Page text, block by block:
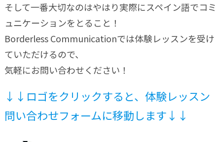
そして一番大切なのはやはり実際にスペイン語でコミ
ュニケーションをとること！
Borderless Communicationでは体験レッスンを受け
ていただけるので、
気軽にお問い合わせください！
↓↓ロゴをクリックすると、体験レッスン
問い合わせフォームに移動します↓↓